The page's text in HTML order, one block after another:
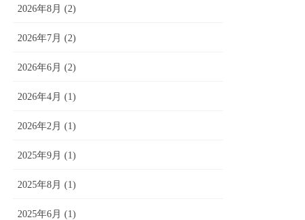
2026年8月 (2)
2026年7月 (2)
2026年6月 (2)
2026年4月 (1)
2026年2月 (1)
2025年9月 (1)
2025年8月 (1)
2025年6月 (1)